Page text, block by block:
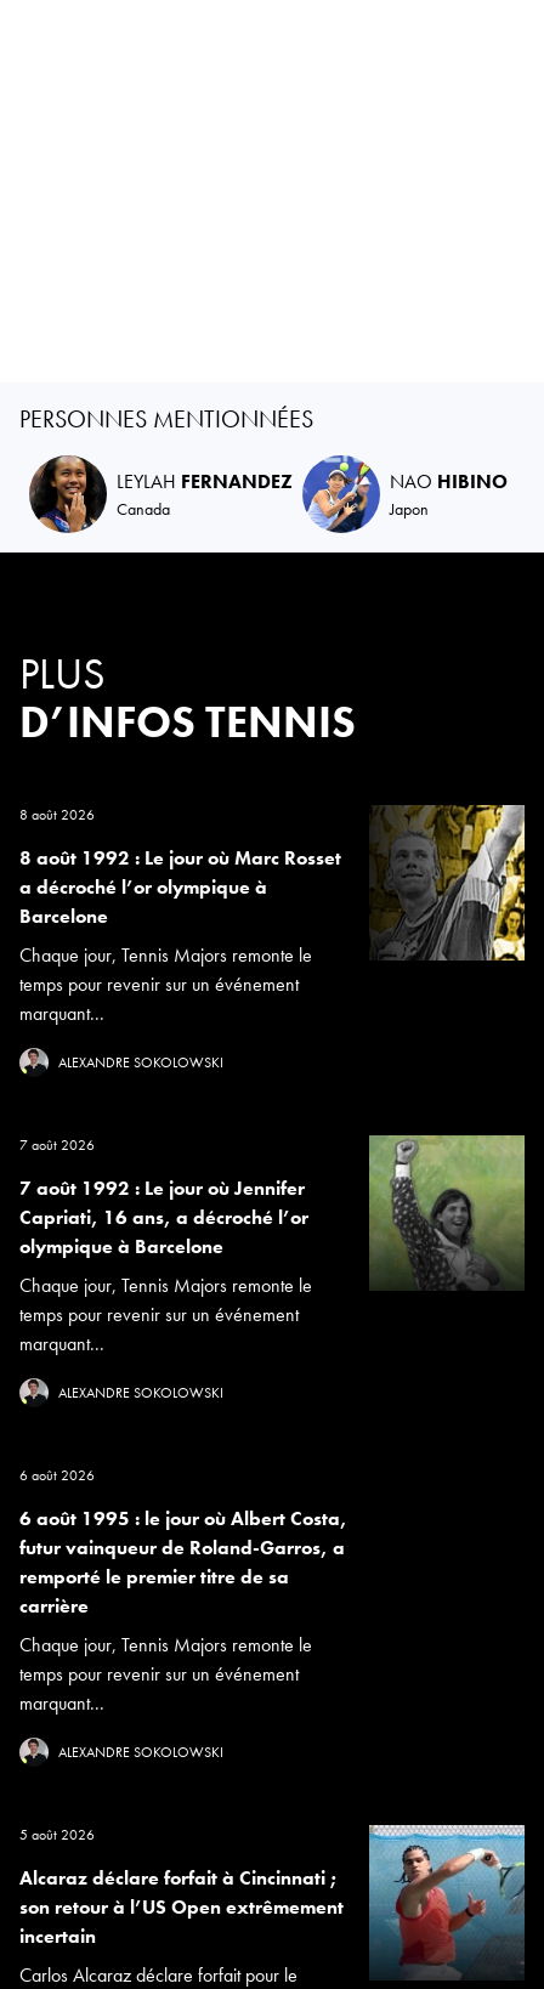
PERSONNES MENTIONNÉES
LEYLAH FERNANDEZ
Canada
NAO HIBINO
Japon
PLUS
D’INFOS TENNIS
8 août 2026
8 août 1992 : Le jour où Marc Rosset
a décroché l’or olympique à
Barcelone
Chaque jour, Tennis Majors remonte le
temps pour revenir sur un événement
marquant...
ALEXANDRE SOKOLOWSKI
7 août 2026
7 août 1992 : Le jour où Jennifer
Capriati, 16 ans, a décroché l’or
olympique à Barcelone
Chaque jour, Tennis Majors remonte le
temps pour revenir sur un événement
marquant...
ALEXANDRE SOKOLOWSKI
6 août 2026
6 août 1995 : le jour où Albert Costa,
futur vainqueur de Roland-Garros, a
remporté le premier titre de sa
carrière
Chaque jour, Tennis Majors remonte le
temps pour revenir sur un événement
marquant...
ALEXANDRE SOKOLOWSKI
5 août 2026
Alcaraz déclare forfait à Cincinnati ;
son retour à l’US Open extrêmement
incertain
Carlos Alcaraz déclare forfait pour le